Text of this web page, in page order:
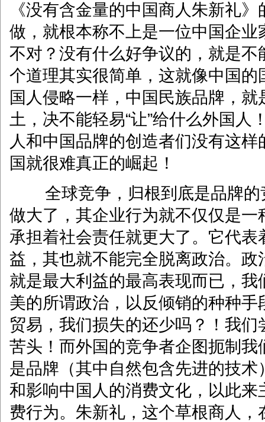
《没有含金量的中国商人朱新礼
做，就根本称不上是一位中国企业
不对？没有什么好争议的，就是不
个道理其实很简单，这就像中国的
国人侵略一样，中国民族品牌，就
土，决不能轻易“让”给什么外国人
人和中国品牌的创造者们没有这样
国就很难真正的崛起！
全球竞争，归根到底是品牌的
做大了，其企业行为就不仅仅是一
承担着社会责任就更大了。它代表
益，其也就不能完全脱离政治。政
就是最大利益的最高表现而已，我
美的所谓政治，以反倾销的种种手
贸易，我们损失的还少吗？！我们
苦头！而外国的竞争者企图扼制我
是品牌（其中自然包含先进的技术
和影响中国人的消费文化，以此来
费行为。朱新礼，这个草根商人，